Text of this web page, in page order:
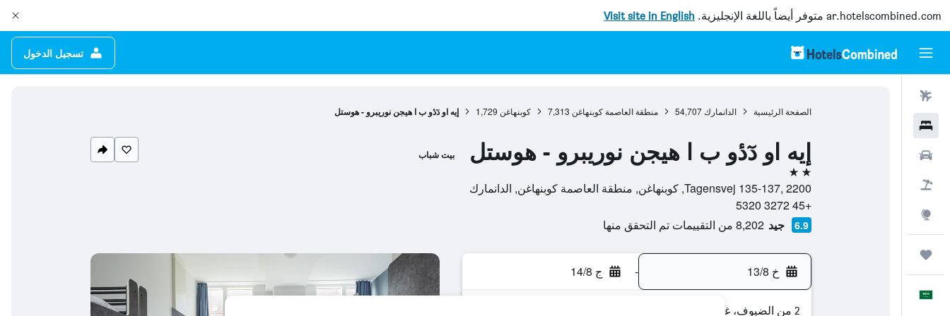
ar.hotelscombined.com متوفر أيضاً باللغة الإنجليزية. Visit site in English
تسجيل الدخول
الصفحة الرئيسية الدانمارك 54,707 منطقة العاصمة كوبنهاغن 7,313 كوبنهاغن 1,729 إيه او دٓدٔو ب ا هيجن نوريبرو - هوستل
إيه او دٓدٔو ب ا هيجن نوريبرو - هوستل بيت شباب
2 نجمتين
Tagensvej 135-137, 2200, كوبنهاغن, منطقة العاصمة كوبنهاغن, الدانمارك
+45 3272 5320
6.9 جيد 8,202 من التقييمات تم التحقق منها
خ 13/8 - ج 14/8
2 من الضيوف، غرفة واحدة